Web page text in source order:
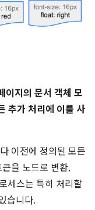
이지의 문서 객체 모
추가 처리에 이를 사
이전에 정의된 모든
을 노드로 변환,
세스는 특히 처리할
습니다.